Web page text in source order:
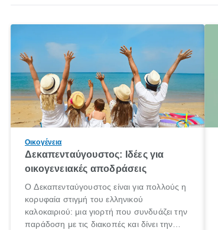
Οικογένεια
Δεκαπενταύγουστος: Ιδέες για
οικογενειακές αποδράσεις
Ο Δεκαπενταύγουστος είναι για πολλούς η
κορυφαία στιγμή του ελληνικού
καλοκαιριού: μια γιορτή που συνδυάζει την
παράδοση με τις διακοπές και δίνει την